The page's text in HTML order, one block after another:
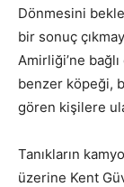
Dönmesini
bir sonuç
Amirliği’ne
benzer köpeği,
gören kişilere
Tanıkların
üzerine Kent